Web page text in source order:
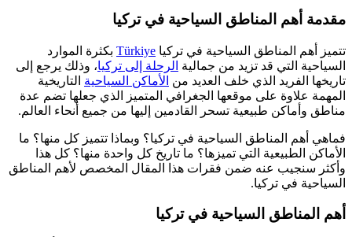
مقدمة أهم المناطق السياحية في تركيا
تتميز أهم المناطق السياحية في تركيا Türkiye بكثرة الموارد
السياحية التي قد تزيد من جمالية الرحلة إلى تركيا، وذلك يرجع إلى
تاريخها الفريد الذي خلف العديد من الأماكن السياحية التاريخية
المهمة علاوة على موقعها الجغرافي المتميز الذي جعلها تضم عدة
مناطق وأماكن طبيعية تسحر القادمين إليها من جميع أنحاء العالم.
فماهي أهم المناطق السياحية في تركيا؟ وبماذا تتميز كل منها؟ ما
الأماكن الطبيعية التي تميزها؟ ما تاريخ كل واحدة منها؟ كل هذا
وأكثر سنجيب عنه ضمن فقرات هذا المقال المخصص لأهم المناطق
السياحية في تركيا.
أهم المناطق السياحية في تركيا